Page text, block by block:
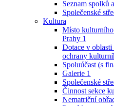
Seznam spolků
Společenské
Kultura
Místo
Prahy 1
Dotace v
ochrany
Spoluúčast (s
Galerie 1
Společenské
Činnost sekce
Nematriční